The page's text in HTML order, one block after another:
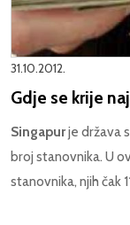
31.10.2012.
Gdje se krije
Singapurje država s
broj stanovnika. U
stanovnika, njih čak